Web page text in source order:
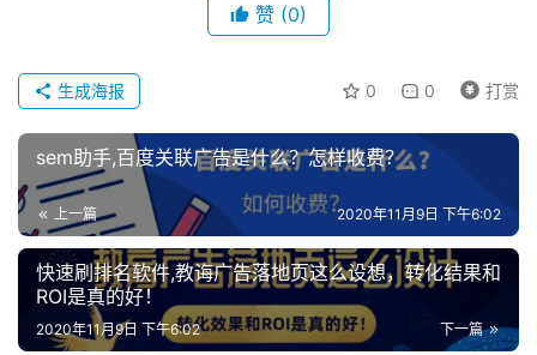
赞 (0)
0 0 打赏
生成海报
sem助手,百度关联广告是什么？怎样收费？
上一篇 2020年11月9日 下午6:02
快速刷排名软件,教诲广告落地页这么设想，转化结果和
ROI是真的好！
下一篇
2020年11月9日 下午6:02